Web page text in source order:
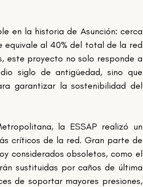
en la historia de Asunción: cerca
equivale al 40% del total de la red
este proyecto no solo responde a
siglo de antigüedad, sino que
garantizar la sostenibilidad del
la ESSAP realizó un
críticos de la red. Gran parte de
considerados obsoletos, como el
sustituidas por caños de última
de soportar mayores presiones,